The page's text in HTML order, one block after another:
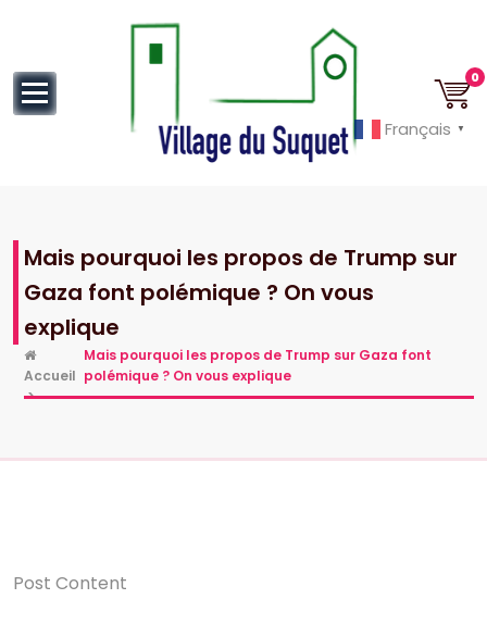
0
Mais pourquoi les propos de Trump sur
Gaza font polémique ? On vous
explique
Accueil
>
Mais pourquoi les propos de Trump sur Gaza font
polémique ? On vous explique
Post Content
Français ▼